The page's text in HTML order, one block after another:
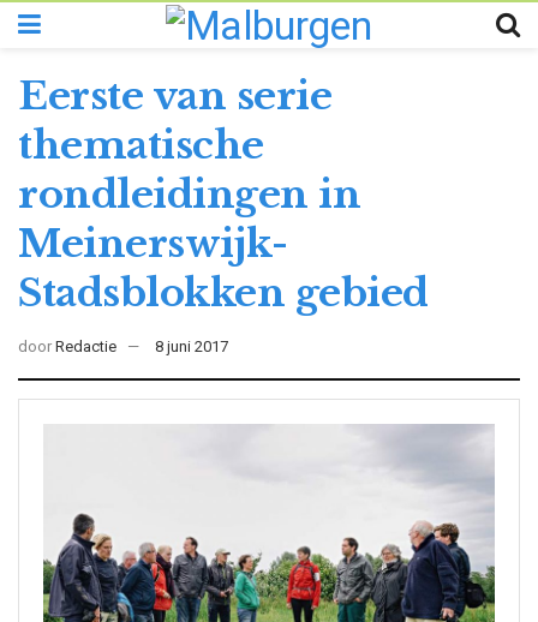
Eerste van serie
thematische
rondleidingen in
Meinerswijk-
Stadsblokken gebied
door Redactie 8 juni 2017